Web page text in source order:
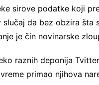
sirove podatke koji
da bez obzira šta
je čin novinarske
raznih deponija
primao njihova